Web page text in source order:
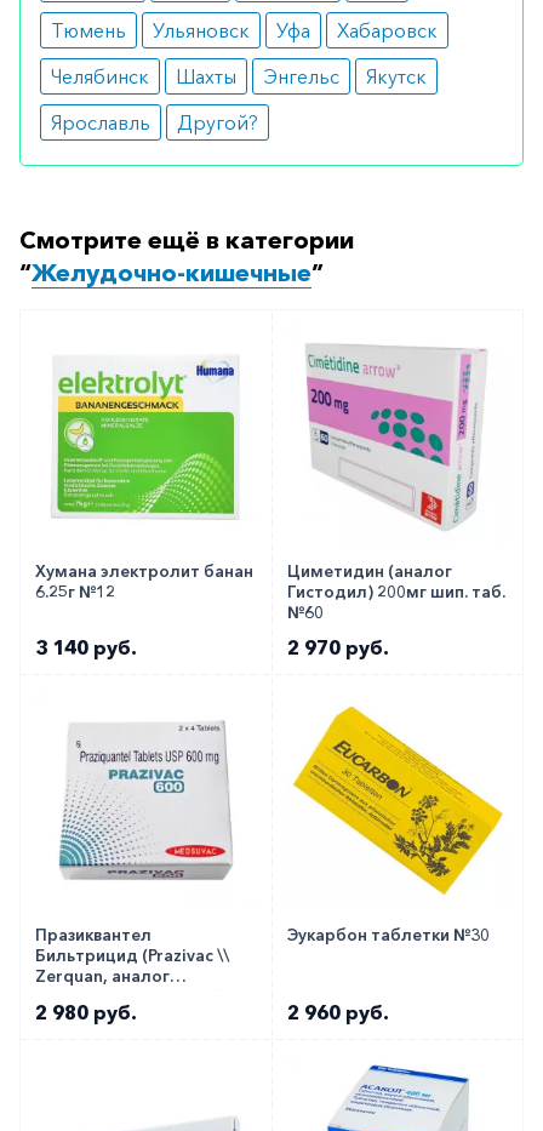
Тюмень
Ульяновск Уфа
Хабаровск
Челябинск
Шахты Энгельс
Якутск
Ярославль
Другой?
Смотрите ещё в категории
“Желудочно-кишечные”
Хумана электролит банан
6.25г №12
3 140 руб.
Циметидин (аналог
Гистодил) 200мг шип. таб.
№60
2 970 руб.
Празиквантел
Бильтрицид (Prazivac \\
Zerquan, аналог
Дистоцид, Цистицид)
табл. 600мг №8
2 980 руб.
Эукарбон таблетки №30
2 960 руб.